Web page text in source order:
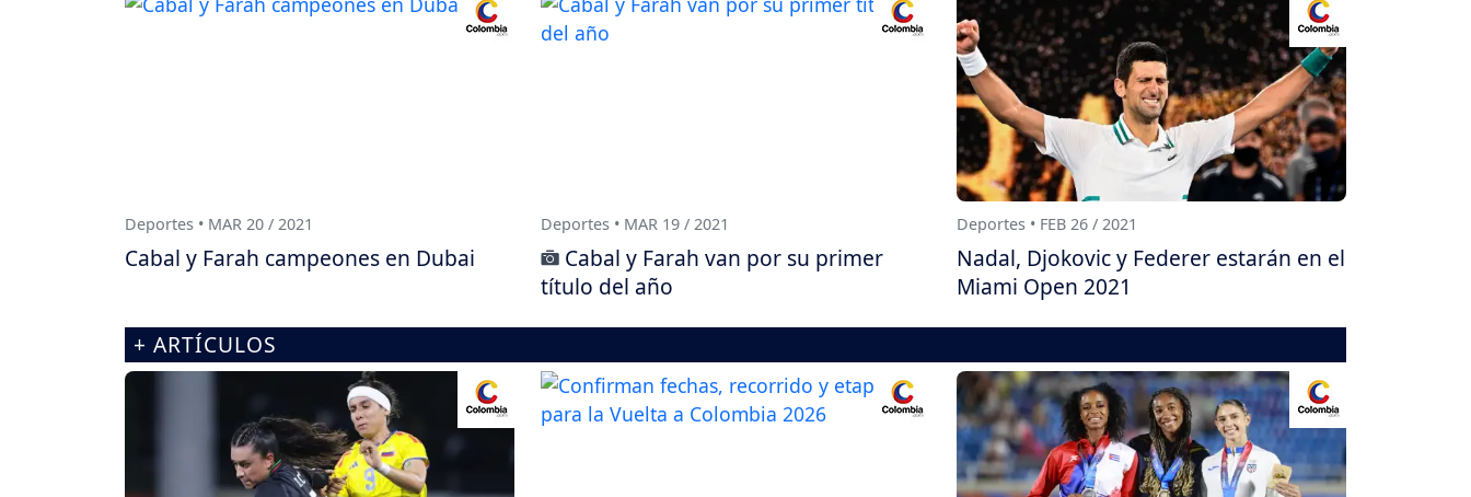
Deportes • MAR 20 / 2021
Cabal y Farah campeones en Dubai
Deportes • MAR 19 / 2021
Cabal y Farah van por su primer
título del año
Deportes • FEB 26 / 2021
Nadal, Djokovic y Federer estarán en el
Miami Open 2021
+ ARTÍCULOS